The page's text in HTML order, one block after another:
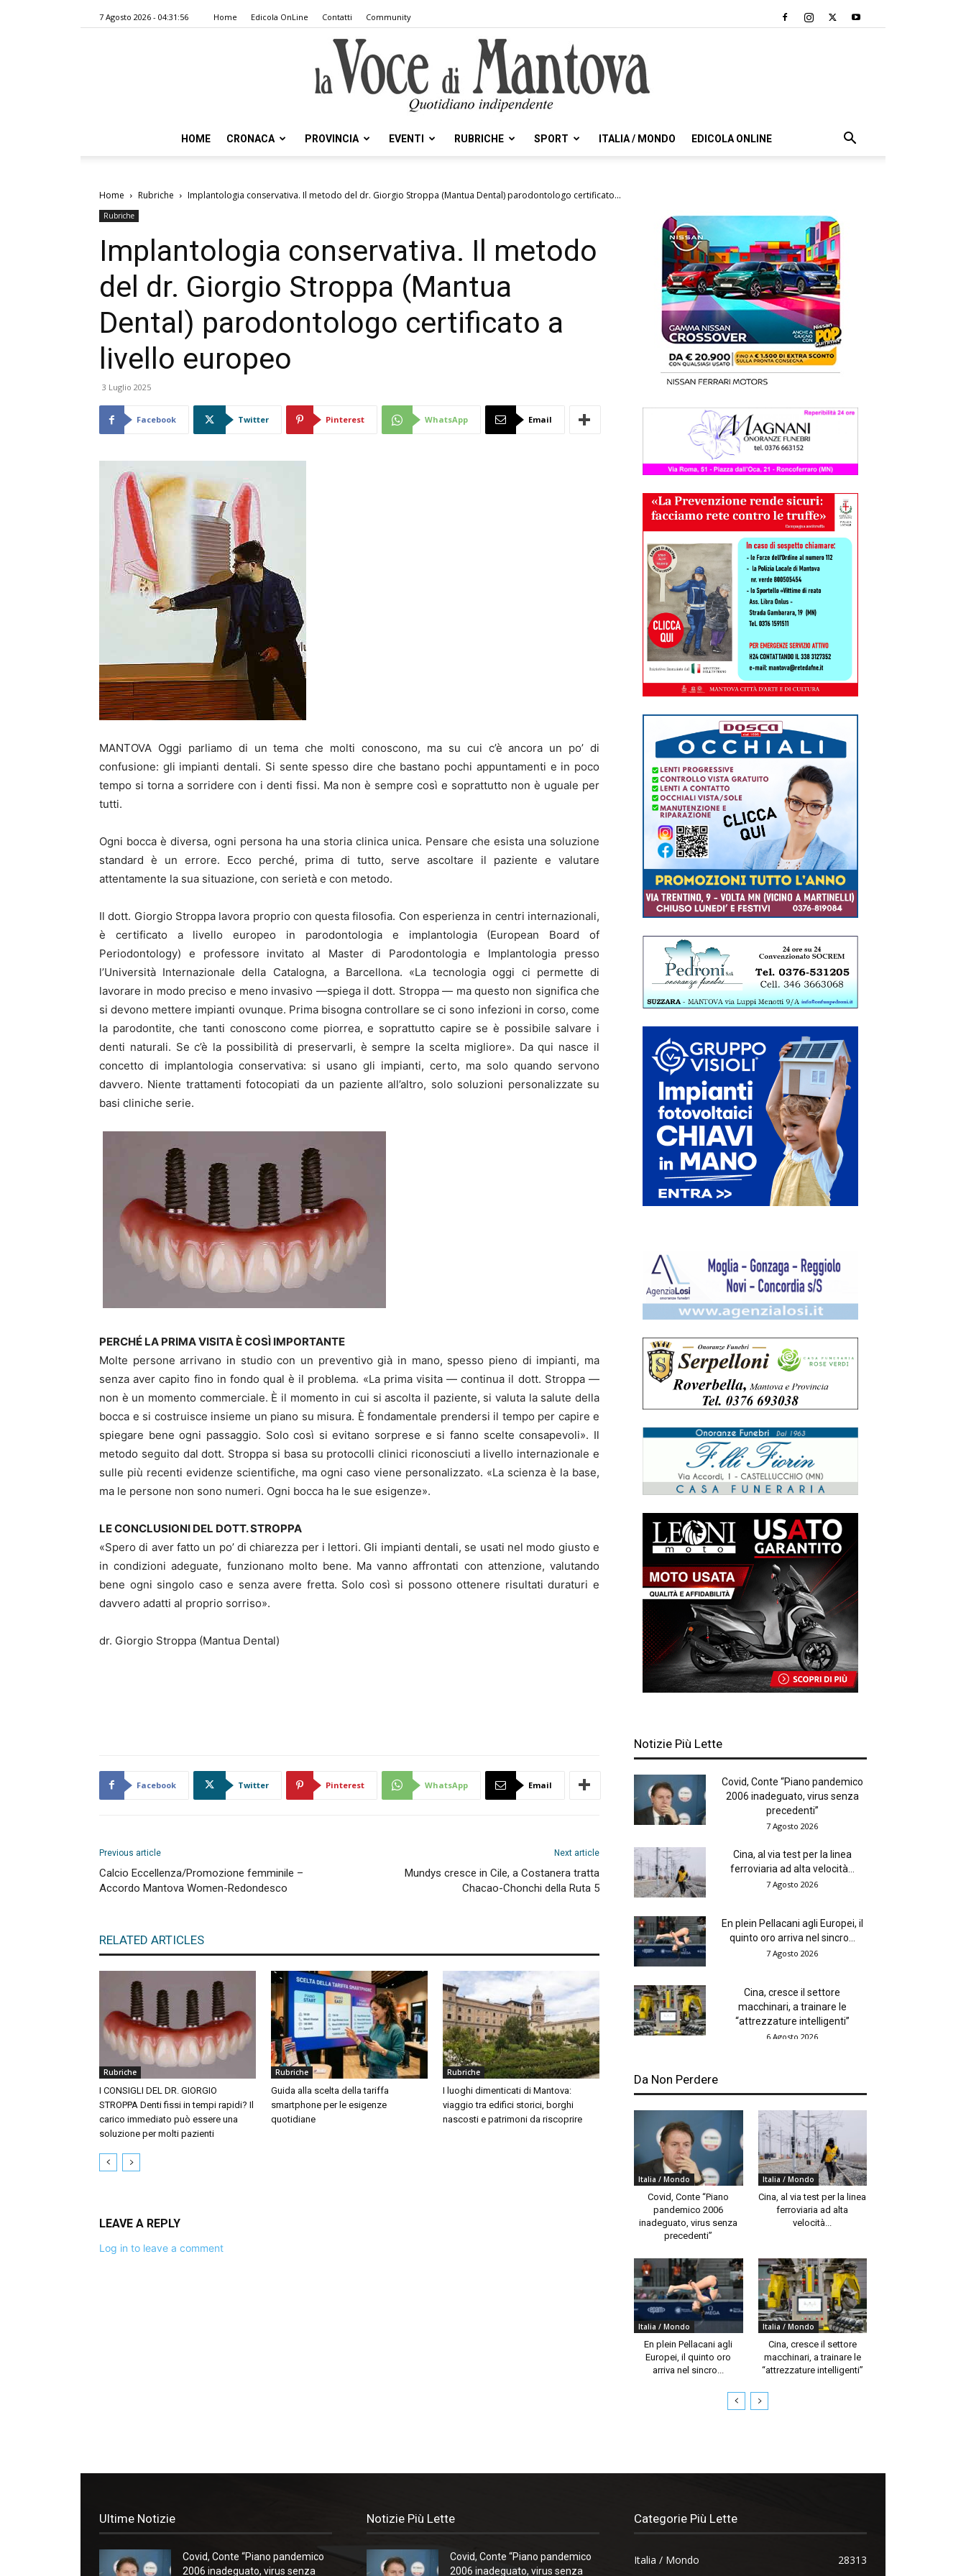
7 Agosto 2026 - 04:31:56 Home Edicola OnLine Contatti Community
Voce
HOME CRONACA PROVINCIA EVENTI RUBRICHE SPORT ITALIA / MONDO EDICOLA ONLINE
Home Rubriche Implantologia conservativa. Il metodo del dr. Giorgio Stroppa (Mantua Dental) parodontologo certificato...
Rubriche
Implantologia conservativa. Il metodo
del dr. Giorgio Stroppa (Mantua
Dental) parodontologo certificato a
livello europeo
3 Luglio 2025
Facebook Twitter Pinterest WhatsApp Email
MANTOVA Oggi parliamo di un tema che molti conoscono, ma su cui c’è ancora un po’ di
confusione: gli impianti dentali. Si sente spesso dire che bastano pochi appuntamenti e in poco
tempo si torna a sorridere con i denti fissi. Ma non è sempre così e soprattutto non è uguale per
tutti.
Ogni bocca è diversa, ogni persona ha una storia clinica unica. Pensare che esista una soluzione
standard è un errore. Ecco perché, prima di tutto, serve ascoltare il paziente e valutare
attentamente la sua situazione, con serietà e con metodo.
Il dott. Giorgio Stroppa lavora proprio con questa filosofia. Con esperienza in centri internazionali,
è certificato a livello europeo in parodontologia e implantologia (European Board of
Periodontology) e professore invitato al Master di Parodontologia e Implantologia presso
l’Università Internazionale della Catalogna, a Barcellona. «La tecnologia oggi ci permette di
lavorare in modo preciso e meno invasivo —spiega il dott. Stroppa — ma questo non significa che
si devono mettere impianti ovunque. Prima bisogna controllare se ci sono infezioni in corso, come
la parodontite, che tanti conoscono come piorrea, e soprattutto capire se è possibile salvare i
denti naturali. Se c’è la possibilità di preservarli, è sempre la scelta migliore». Da qui nasce il
concetto di implantologia conservativa: si usano gli impianti, certo, ma solo quando servono
davvero. Niente trattamenti fotocopiati da un paziente all’altro, solo soluzioni personalizzate su
basi cliniche serie.
PERCHÉ LA PRIMA VISITA È COSÌ IMPORTANTE
Molte persone arrivano in studio con un preventivo già in mano, spesso pieno di impianti, ma
senza aver capito fino in fondo qual è il problema. «La prima visita — continua il dott. Stroppa —
non è un momento commerciale. È il momento in cui si ascolta il paziente, si valuta la salute della
bocca e si costruisce insieme un piano su misura. È fondamentale prendersi il tempo per capire e
spiegare bene ogni passaggio. Solo così si evitano sorprese e si fanno scelte consapevoli». Il
metodo seguito dal dott. Stroppa si basa su protocolli clinici riconosciuti a livello internazionale e
sulle più recenti evidenze scientifiche, ma ogni caso viene personalizzato. «La scienza è la base,
ma le persone non sono numeri. Ogni bocca ha le sue esigenze».
LE CONCLUSIONI DEL DOTT. STROPPA
«Spero di aver fatto un po’ di chiarezza per i lettori. Gli impianti dentali, se usati nel modo giusto e
in condizioni adeguate, funzionano molto bene. Ma vanno affrontati con attenzione, valutando
bene ogni singolo caso e senza avere fretta. Solo così si possono ottenere risultati duraturi e
davvero adatti al proprio sorriso».
dr. Giorgio Stroppa (Mantua Dental)
Facebook Twitter Pinterest WhatsApp Email
Previous article
Calcio Eccellenza/Promozione femminile –
Accordo Mantova Women-Redondesco
Next article
Mundys cresce in Cile, a Costanera tratta
Chacao-Chonchi della Ruta 5
RELATED ARTICLES
Rubriche
I CONSIGLI DEL DR. GIORGIO
STROPPA Denti fissi in tempi rapidi? Il
carico immediato può essere una
soluzione per molti pazienti
Rubriche
Guida alla scelta della tariffa
smartphone per le esigenze
quotidiane
Rubriche
I luoghi dimenticati di Mantova:
viaggio tra edifici storici, borghi
nascosti e patrimoni da riscoprire
LEAVE A REPLY
Log in to leave a comment
Notizie Più Lette
Covid, Conte “Piano pandemico
2006 inadeguato, virus senza
precedenti”
7 Agosto 2026
Cina, al via test per la linea
ferroviaria ad alta velocità...
7 Agosto 2026
En plein Pellacani agli Europei, il
quinto oro arriva nel sincro...
7 Agosto 2026
Cina, cresce il settore
macchinari, a trainare le
“attrezzature intelligenti”
6 Agosto 2026
Da Non Perdere
Italia / Mondo
Covid, Conte “Piano
pandemico 2006
inadeguato, virus senza
precedenti”
Italia / Mondo
Cina, al via test per la linea
ferroviaria ad alta
velocità...
Italia / Mondo
En plein Pellacani agli
Europei, il quinto oro
arriva nel sincro...
Italia / Mondo
Cina, cresce il settore
macchinari, a trainare le
“attrezzature intelligenti”
Ultime Notizie
Covid, Conte “Piano pandemico
2006 inadeguato, virus senza
Notizie Più Lette
Covid, Conte “Piano pandemico
2006 inadeguato, virus senza
Categorie Più Lette
Italia / Mondo
28313